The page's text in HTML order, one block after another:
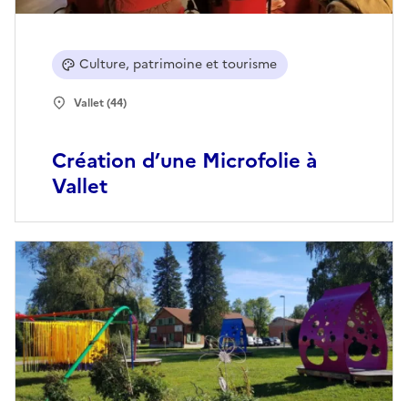
Création d’une Microfolie à
Vallet
Culture, patrimoine et tourisme
Vallet (44)